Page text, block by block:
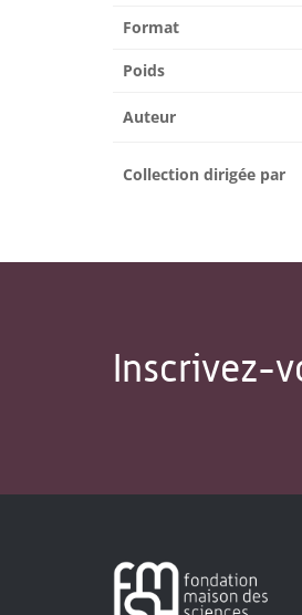
Format
Poids
Auteur
Collection dirigée par
Inscrivez-